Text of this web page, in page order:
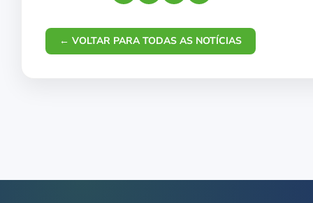
← VOLTAR PARA TODAS AS NOTÍCIAS